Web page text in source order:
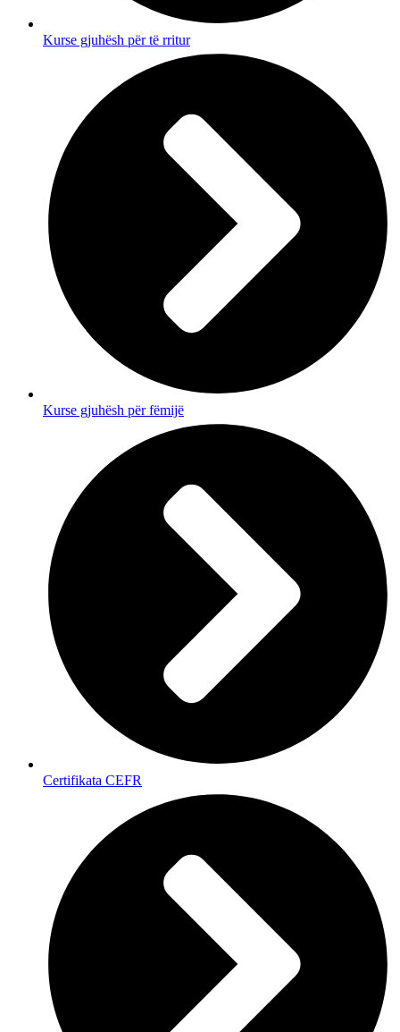
Kurse gjuhësh për të rritur
Kurse gjuhësh për fëmijë
Certifikata CEFR